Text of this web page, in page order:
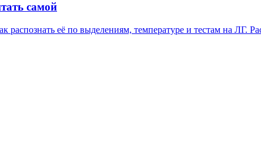
самой
распознать её по выделениям, температуре и тестам на ЛГ.